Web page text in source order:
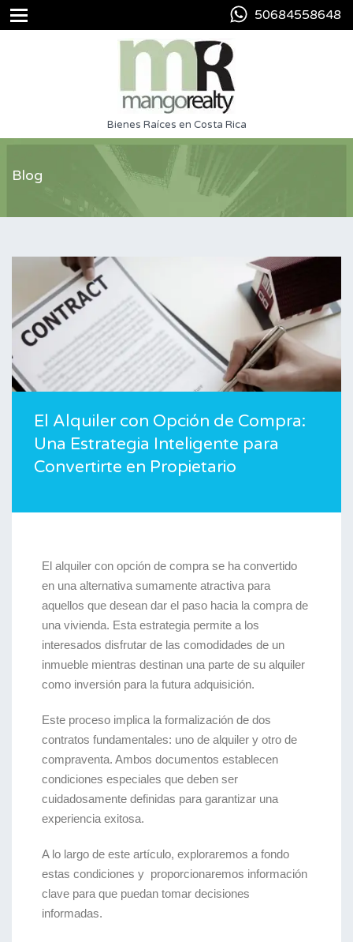
50684558648
Bienes Raíces en Costa Rica
Blog
El Alquiler con Opción de Compra:
Una Estrategia Inteligente para
Convertirte en Propietario
El alquiler con opción de compra se ha convertido
en una alternativa sumamente atractiva para
aquellos que desean dar el paso hacia la compra de
una vivienda. Esta estrategia permite a los
interesados disfrutar de las comodidades de un
inmueble mientras destinan una parte de su alquiler
como inversión para la futura adquisición.
Este proceso implica la formalización de dos
contratos fundamentales: uno de alquiler y otro de
compraventa. Ambos documentos establecen
condiciones especiales que deben ser
cuidadosamente definidas para garantizar una
experiencia exitosa.
A lo largo de este artículo, exploraremos a fondo
estas condiciones y proporcionaremos información
clave para que puedan tomar decisiones
informadas.